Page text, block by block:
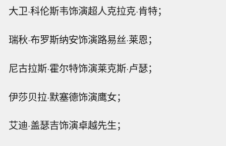
大卫·科伦斯韦饰演超人克拉克·肯特；
瑞秋·布罗斯纳安饰演路易丝·莱恩；
尼古拉斯·霍尔特饰演莱克斯·卢瑟；
伊莎贝拉·默塞德饰演鹰女；
艾迪·盖瑟吉饰演卓越先生；